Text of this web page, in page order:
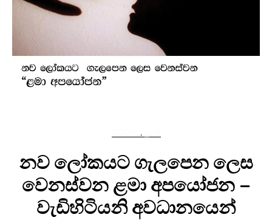
,
නව ලෝකයට ගැලපෙන ලෙස
වෙනස්වන ළමා අපයෝජන –
වැඩිහිටියනි අවධානයෙන්